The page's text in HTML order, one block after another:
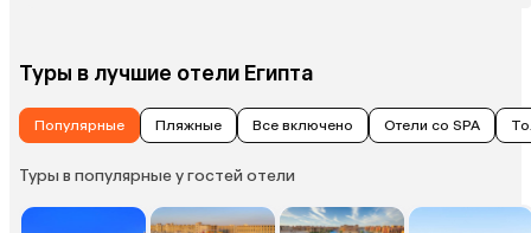
Туры в лучшие отели Египта
Популярные Пляжные Все включено Отели со SPA
Туры в популярные у гостей отели